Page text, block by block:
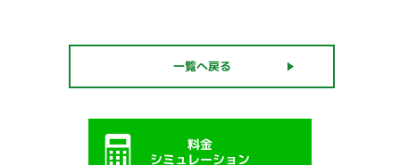
一覧へ戻る
料金
シミュレーション